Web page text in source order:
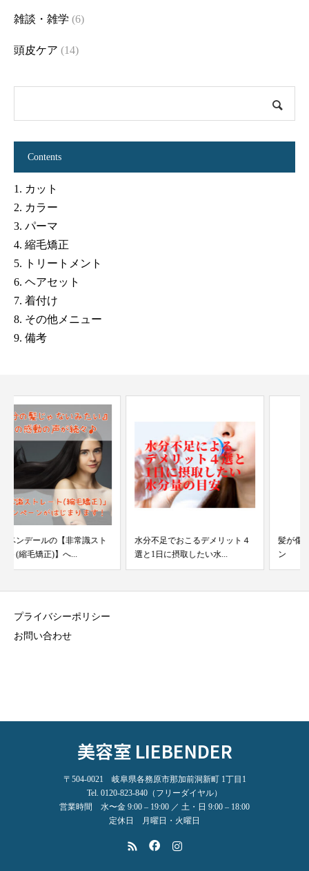
雑談・雑学 (6)
頭皮ケア (14)
Contents
1. カット
2. カラー
3. パーマ
4. 縮毛矯正
5. トリートメント
6. ヘアセット
7. 着付け
8. その他メニュー
9. 備考
水分不足でおこるデメリット４
選と1日に摂取したい水...
髪が傷まない衝撃のヘアアイロ
ン
プライバシーポリシー
お問い合わせ
美容室 LIEBENDER
〒504-0021 岐阜県各務原市那加前洞新町 1丁目1
Tel. 0120-823-840（フリーダイヤル）
営業時間 水〜金 9:00 – 19:00 ／ 土・日 9:00 – 18:00
定休日 月曜日・火曜日